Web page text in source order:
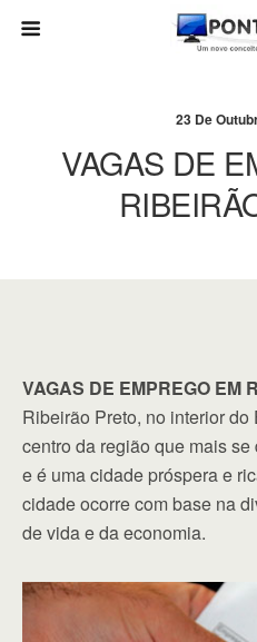
23 De
VAGAS DE
VAGAS DE EMPREGO EM
Ribeirão Preto, no interior
centro da região que mais
e é uma cidade próspera e
cidade ocorre com base na
de vida e da economia.